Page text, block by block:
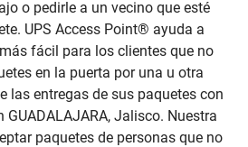
o pedirle a un vecino que esté
UPS Access Point® ayuda a
fácil para los clientes que no
en la puerta por una u otra
las entregas de sus paquetes con
GUADALAJARA, Jalisco. Nuestra
paquetes de personas que no